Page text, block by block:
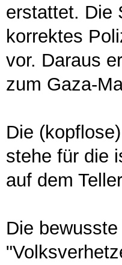
erstattet. Die
korrektes
vor. Daraus
zum Gaza-
Die
stehe für die
auf dem
Die